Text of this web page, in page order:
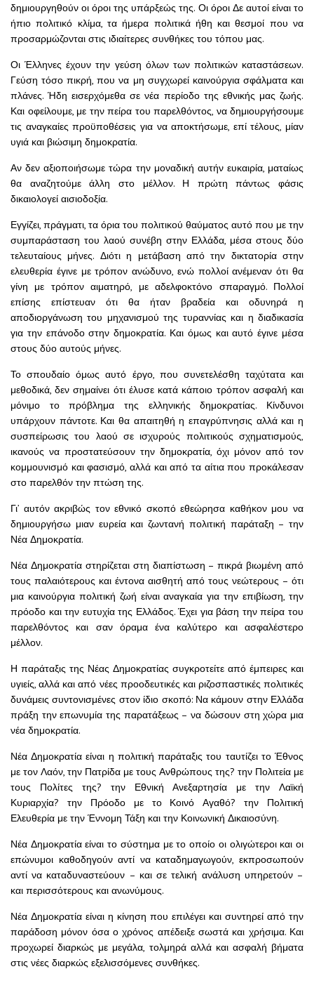
δημιουργηθούν οι όροι της υπάρξεώς της. Οι όροι Δε αυτοί είναι το
ήπιο πολιτικό κλίμα, τα ήμερα πολιτικά ήθη και θεσμοί που να
προσαρμώζονται στις ιδιαίτερες συνθήκες του τόπου μας.
Οι Έλληνες έχουν την γεύση όλων των πολιτικών καταστάσεων.
Γεύση τόσο πικρή, που να μη συγχωρεί καινούργια σφάλματα και
πλάνες. Ήδη εισερχόμεθα σε νέα περίοδο της εθνικής μας ζωής.
Και οφείλουμε, με την πείρα του παρελθόντος, να δημιουργήσουμε
τις αναγκαίες προϋποθέσεις για να αποκτήσωμε, επί τέλους, μίαν
υγιά και βιώσιμη δημοκρατία.
Αν δεν αξιοποιήσωμε τώρα την μοναδική αυτήν ευκαιρία, ματαίως
θα αναζητούμε άλλη στο μέλλον. Η πρώτη πάντως φάσις
δικαιολογεί αισιοδοξία.
Εγγίζει, πράγματι, τα όρια του πολιτικού θαύματος αυτό που με την
συμπαράσταση του λαού συνέβη στην Ελλάδα, μέσα στους δύο
τελευταίους μήνες. Διότι η μετάβαση από την δικτατορία στην
ελευθερία έγινε με τρόπον ανώδυνο, ενώ πολλοί ανέμεναν ότι θα
γίνη με τρόπον αιματηρό, με αδελφοκτόνο σπαραγμό. Πολλοί
επίσης επίστευαν ότι θα ήταν βραδεία και οδυνηρά η
αποδιοργάνωση του μηχανισμού της τυραννίας και η διαδικασία
για την επάνοδο στην δημοκρατία. Και όμως και αυτό έγινε μέσα
στους δύο αυτούς μήνες.
Το σπουδαίο όμως αυτό έργο, που συνετελέσθη ταχύτατα και
μεθοδικά, δεν σημαίνει ότι έλυσε κατά κάποιο τρόπον ασφαλή και
μόνιμο το πρόβλημα της ελληνικής δημοκρατίας. Κίνδυνοι
υπάρχουν πάντοτε. Και θα απαιτηθή η επαγρύπνησις αλλά και η
συσπείρωσις του λαού σε ισχυρούς πολιτικούς σχηματισμούς,
ικανούς να προστατεύσουν την δημοκρατία, όχι μόνον από τον
κομμουνισμό και φασισμό, αλλά και από τα αίτια που προκάλεσαν
στο παρελθόν την πτώση της.
Γι’ αυτόν ακριβώς τον εθνικό σκοπό εθεώρησα καθήκον μου να
δημιουργήσω μιαν ευρεία και ζωντανή πολιτική παράταξη – την
Νέα Δημοκρατία.
Νέα Δημοκρατία στηρίζεται στη διαπίστωση – πικρά βιωμένη από
τους παλαιότερους και έντονα αισθητή από τους νεώτερους – ότι
μια καινούργια πολιτική ζωή είναι αναγκαία για την επιβίωση, την
πρόοδο και την ευτυχία της Ελλάδος. Έχει για βάση την πείρα του
παρελθόντος και σαν όραμα ένα καλύτερο και ασφαλέστερο
μέλλον.
Η παράταξις της Νέας Δημοκρατίας συγκροτείτε από έμπειρες και
υγιείς, αλλά και από νέες προοδευτικές και ριζοσπαστικές πολιτικές
δυνάμεις συντονισμένες στον ίδιο σκοπό: Να κάμουν στην Ελλάδα
πράξη την επωνυμία της παρατάξεως – να δώσουν στη χώρα μια
νέα δημοκρατία.
Νέα Δημοκρατία είναι η πολιτική παράταξις του ταυτίζει το Έθνος
με τον Λαόν, την Πατρίδα με τους Ανθρώπους της? την Πολιτεία με
τους Πολίτες της? την Εθνική Ανεξαρτησία με την Λαϊκή
Κυριαρχία? την Πρόοδο με το Κοινό Αγαθό? την Πολιτική
Ελευθερία με την Έννομη Τάξη και την Κοινωνική Δικαιοσύνη.
Νέα Δημοκρατία είναι το σύστημα με το οποίο οι ολιγώτεροι και οι
επώνυμοι καθοδηγούν αντί να καταδημαγωγούν, εκπροσωπούν
αντί να καταδυναστεύουν – και σε τελική ανάλυση υπηρετούν –
και περισσότερους και ανωνύμους.
Νέα Δημοκρατία είναι η κίνηση που επιλέγει και συντηρεί από την
παράδοση μόνον όσα ο χρόνος απέδειξε σωστά και χρήσιμα. Και
προχωρεί διαρκώς με μεγάλα, τολμηρά αλλά και ασφαλή βήματα
στις νέες διαρκώς εξελισσόμενες συνθήκες.